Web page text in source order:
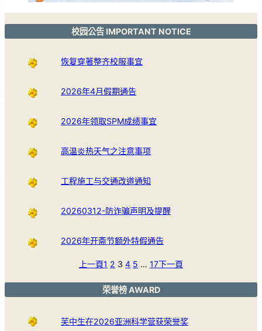
校园公告 IMPORTANT NOTICE
恢复穿著整齐校服事宜
2026年4月假期通告
2026年领取SPM成绩事宜
高温炎热天气之注意事项
工程施工与交通改道通知
20260312-防诈骗声明及提醒
2026年开斋节额外特假通告
上一頁1 2 3 4 5 … 17下一頁
荣誉榜 AWARD
芙中生在2026亚洲科学营获荣誉奖